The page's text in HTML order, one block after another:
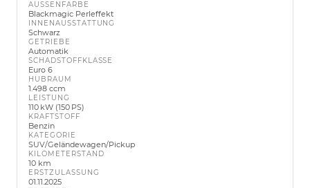
AUSSENFARBE
Blackmagic Perleffekt
INNENAUSSTATTUNG
Schwarz
GETRIEBE
Automatik
SCHADSTOFFKLASSE
Euro 6
HUBRAUM
1.498 ccm
LEISTUNG
110 kW (150 PS)
KRAFTSTOFF
Benzin
KATEGORIE
SUV/Geländewagen/Pickup
KILOMETERSTAND
10 km
ERSTZULASSUNG
01.11.2025